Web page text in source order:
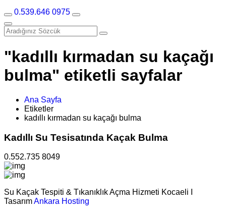
0.539.646 0975
"kadıllı kırmadan su kaçağı
bulma" etiketli sayfalar
Ana Sayfa
Etiketler
kadıllı kırmadan su kaçağı bulma
Kadıllı Su Tesisatında Kaçak Bulma
0.552.735 8049
Su Kaçak Tespiti & Tıkanıklık Açma Hizmeti Kocaeli I
TasarımAnkara Hosting